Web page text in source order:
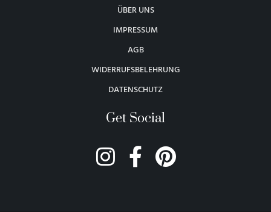
ÜBER UNS
IMPRESSUM
AGB
WIDERRUFSBELEHRUNG
DATENSCHUTZ
Get Social